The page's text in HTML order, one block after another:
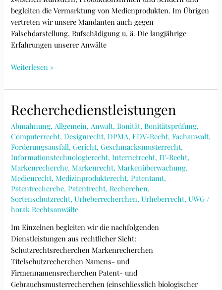
begleiten die Vermarktung von Medienprodukten. Im Übrigen
vertreten wir unsere Mandanten auch gegen
Falschdarstellung, Rufschädigung u. ä. Die langjährige
Erfahrungen unserer Anwälte
Urheberrecht,Medienrecht
Telekommunikationsrecht
Weiterlesen »
Recherchedienstleistungen
Abmahnung, Allgemein, Anwalt,Bonität,Bonitätsprüfung,
Computerrecht,Designrecht,DPMA,EDV-Recht,Fachanwalt,
Forderungsausfall,Gericht,Geschmacksmusterrecht,
Informationstechnologierecht,Internetrecht,IT-Recht,
Markenrecherche,Markenrecht,Markenüberwachung,
Medienrecht,Medizinprodukterecht,Patentamt,
Patentrecherche,Patentrecht,Recherchen,
Sortenschutzrecht,Urheberrecherchen,Urheberrecht,UWG /
horak Rechtsanwälte
Im Einzelnen begleiten wir die nachfolgenden
Dienstleistungen aus rechtlicher Sicht:
Schutzrechtsrecherchen Markenrecherchen
Titelschutzrecherchen Namens- und
Firmennamensrecherchen Patent- und
Gebrauchsmusterrecherchen (einschliesslich biologischer